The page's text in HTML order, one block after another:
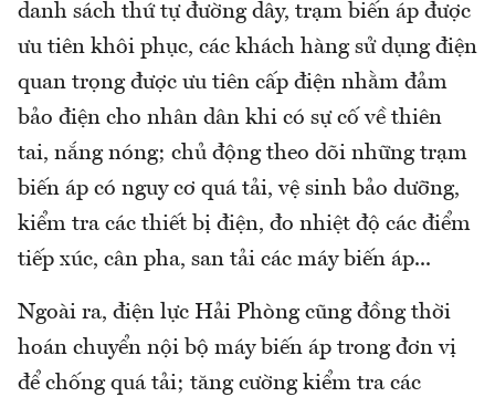
danh sách thứ tự đường dây, trạm biến áp được
ưu tiên khôi phục, các khách hàng sử dụng điện
quan trọng được ưu tiên cấp điện nhằm đảm
bảo điện cho nhân dân khi có sự cố về thiên
tai, nắng nóng; chủ động theo dõi những trạm
biến áp có nguy cơ quá tải, vệ sinh bảo dưỡng,
kiểm tra các thiết bị điện, đo nhiệt độ các điểm
tiếp xúc, cân pha, san tải các máy biến áp...
Ngoài ra, điện lực Hải Phòng cũng đồng thời
hoán chuyển nội bộ máy biến áp trong đơn vị
để chống quá tải; tăng cường kiểm tra các